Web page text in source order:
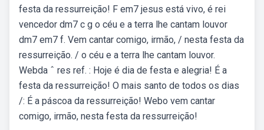
festa da ressurreição! F em7 jesus está vivo, é rei
vencedor dm7 c g o céu e a terra lhe cantam louvor
dm7 em7 f. Vem cantar comigo, irmão, / nesta festa da
ressurreição. / o céu e a terra lhe cantam louvor.
Webda ˆ res ref. : Hoje é dia de festa e alegria! É a
festa da ressurreição! O mais santo de todos os dias
/: É a páscoa da ressurreição! Webo vem cantar
comigo, irmão, nesta festa da ressurreição!